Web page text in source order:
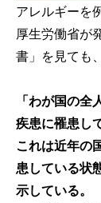
アレルギーを
厚生労働省が
書」を見ても、
「わが国の
疾患に罹患し
これは近年の
患している状
示している。